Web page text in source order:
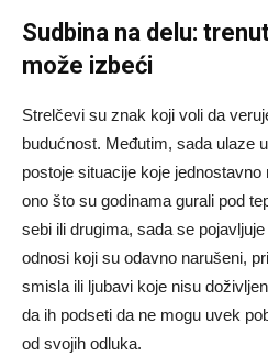
Sudbina na delu:
može izbeći
Strelčevi su znak koji voli da
budućnost. Međutim, sada ulaze
postoje situacije koje
ono što su godinama gurali pod
sebi ili drugima, sada se
odnosi koji su odavno narušeni,
smisla ili ljubavi koje nisu
da ih podseti da ne mogu uvek
od svojih odluka.